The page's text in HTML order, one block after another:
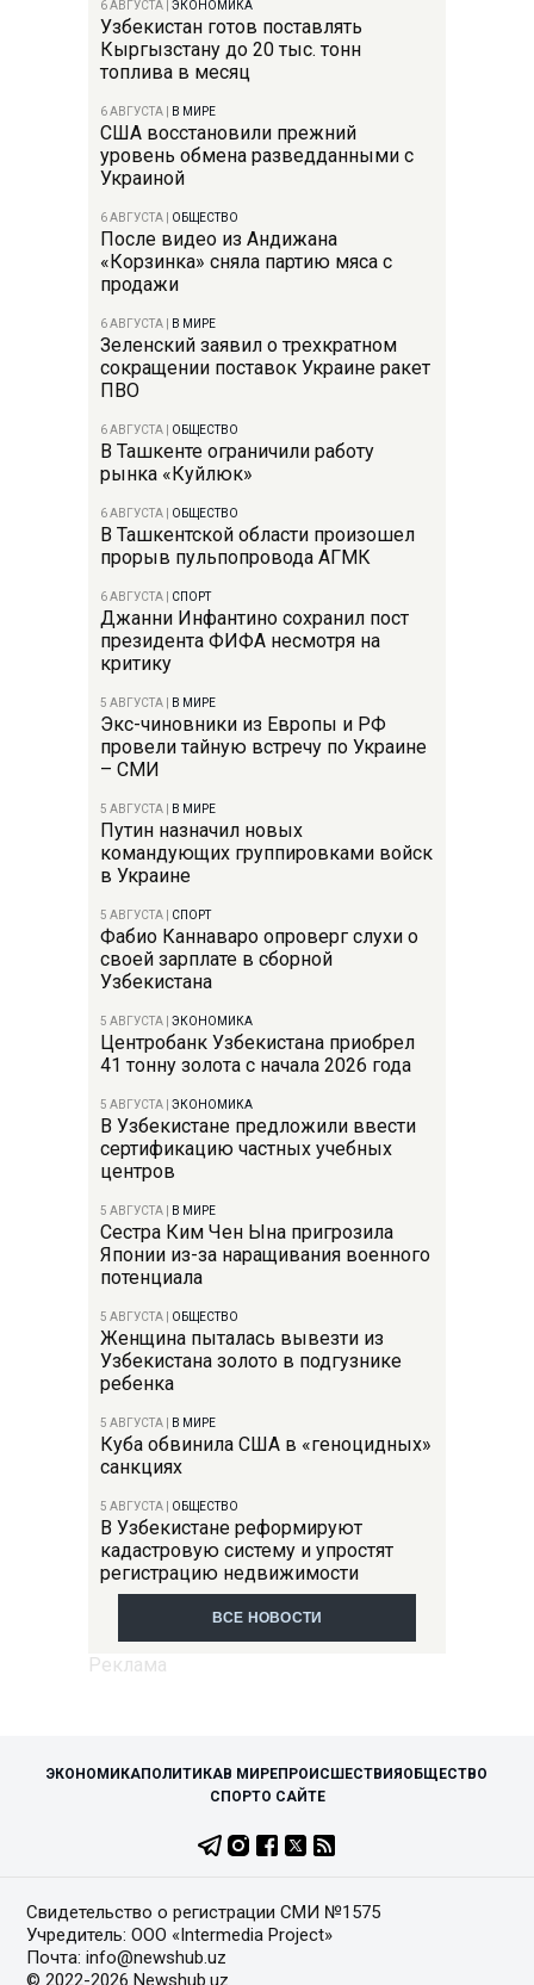
6 АВГУСТА ЭКОНОМИКА
Узбекистан готов поставлять
Кыргызстану до 20 тыс. тонн
топлива в месяц
6 АВГУСТА В МИРЕ
США восстановили прежний
уровень обмена разведданными с
Украиной
6 АВГУСТА ОБЩЕСТВО
После видео из Андижана
«Корзинка» сняла партию мяса с
продажи
6 АВГУСТА В МИРЕ
Зеленский заявил о трехкратном
сокращении поставок Украине ракет
ПВО
6 АВГУСТА ОБЩЕСТВО
В Ташкенте ограничили работу
рынка «Куйлюк»
6 АВГУСТА ОБЩЕСТВО
В Ташкентской области произошел
прорыв пульпопровода АГМК
6 АВГУСТА СПОРТ
Джанни Инфантино сохранил пост
президента ФИФА несмотря на
критику
5 АВГУСТА В МИРЕ
Экс-чиновники из Европы и РФ
провели тайную встречу по Украине
– СМИ
5 АВГУСТА В МИРЕ
Путин назначил новых
командующих группировками войск
в Украине
5 АВГУСТА СПОРТ
Фабио Каннаваро опроверг слухи о
своей зарплате в сборной
Узбекистана
5 АВГУСТА ЭКОНОМИКА
Центробанк Узбекистана приобрел
41 тонну золота с начала 2026 года
5 АВГУСТА ЭКОНОМИКА
В Узбекистане предложили ввести
сертификацию частных учебных
центров
5 АВГУСТА В МИРЕ
Сестра Ким Чен Ына пригрозила
Японии из-за наращивания военного
потенциала
5 АВГУСТА ОБЩЕСТВО
Женщина пыталась вывезти из
Узбекистана золото в подгузнике
ребенка
5 АВГУСТА В МИРЕ
Куба обвинила США в «геноцидных»
санкциях
5 АВГУСТА ОБЩЕСТВО
В Узбекистане реформируют
кадастровую систему и упростят
регистрацию недвижимости
ВСЕ НОВОСТИ
ЭКОНОМИКАПОЛИТИКАВ МИРЕПРОИСШЕСТВИЯОБЩЕСТВО
СПОРТО САЙТЕ
Свидетельство о регистрации СМИ №1575
Учредитель: ООО «Intermedia Project»
Почта: info@newshub.uz
© 2022-2026 Newshub.uz